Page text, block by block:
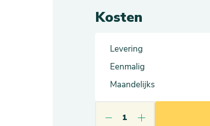
Kosten
Levering
Eenmalig
Maandelijks